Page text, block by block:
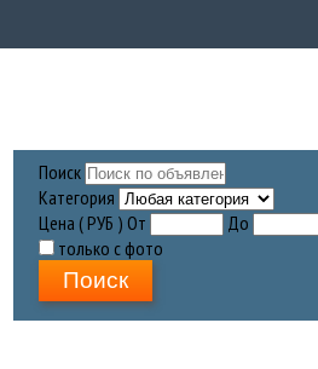
Поиск
Категория
Цена ( РУБ ) От
До
только с фото
Поиск